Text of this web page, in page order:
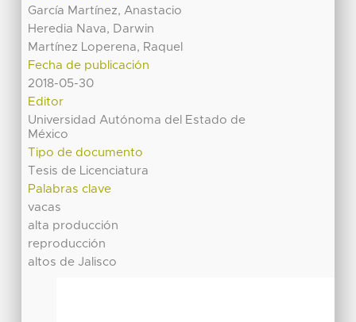
García Martínez, Anastacio
Heredia Nava, Darwin
Martínez Loperena, Raquel
Fecha de publicación
2018-05-30
Editor
Universidad Autónoma del Estado de
México
Tipo de documento
Tesis de Licenciatura
Palabras clave
vacas
alta producción
reproducción
altos de Jalisco